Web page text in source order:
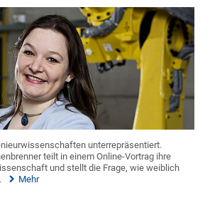
unterrepräsentiert.
teilt in einem Online-Vortrag ihre
und stellt die Frage, wie weiblich
Mehr